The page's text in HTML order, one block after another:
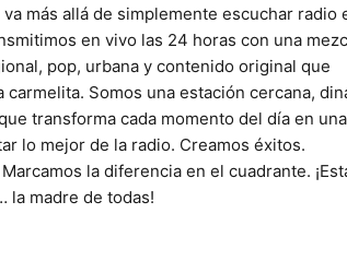
más allá de simplemente escuchar radio
en vivo las 24 horas con una
pop, urbana y contenido original que
carmelita. Somos una estación cercana,
transforma cada momento del día en una
lo mejor de la radio. Creamos éxitos.
la diferencia en el cuadrante.
la madre de todas!